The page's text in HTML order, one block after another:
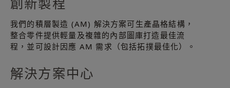
我們的積層製造 (AM) 解決方案可生產晶格結構，
整合零件提供輕量及複雜的內部圖庫打造最佳流
程，並可設計因應 AM 需求（包括拓撲最佳化）。
解決方案中心